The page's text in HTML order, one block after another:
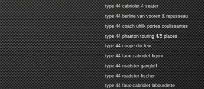
type 44 cabriolet 4 seater
type 44 berline van vooren & repusseau
type 44 coach uhlik portes coulissantes
type 44 phaeton touring 4/5 places
type 44 coupe docteur
type 44 faux cabriolet figoni
type 44 roadster gangloff
type 44 roadster fischer
type 44 faux-cabriolet labourdette